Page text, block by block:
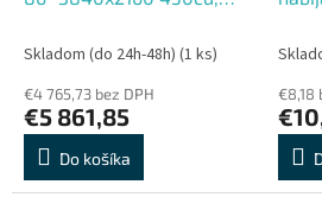
CAM Android 12, 7
Skladom (do 24h-48h) (1 ks)
€4 765,73 bez DPH
€5 861,85
Do košíka
€8,18